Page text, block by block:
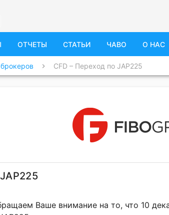
ОТЧЕТЫ СТАТЬИ ЧАВО О НАС
chevron_right CFD – Переход по JAP225
Ваше внимание на то, что 10